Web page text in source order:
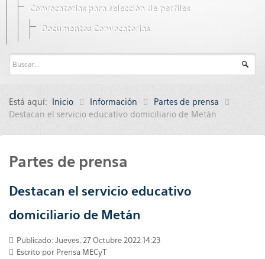
Convocatorias para selección de perfiles
Documentos Convocatorias
Está aquí: Inicio Información
Partes de prensa
Destacan el servicio educativo domiciliario de Metán
Partes de prensa
Destacan el servicio educativo
domiciliario de Metán
Publicado: Jueves, 27 Octubre 2022 14:23
Escrito por Prensa MECyT